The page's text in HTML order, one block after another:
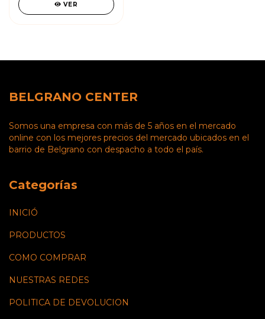
VER
BELGRANO CENTER
Somos una empresa con más de 5 años en el mercado
online con los mejores precios del mercado ubicados en el
barrio de Belgrano con despacho a todo el país.
Categorías
INICIÓ
PRODUCTOS
COMO COMPRAR
NUESTRAS REDES
POLITICA DE DEVOLUCION